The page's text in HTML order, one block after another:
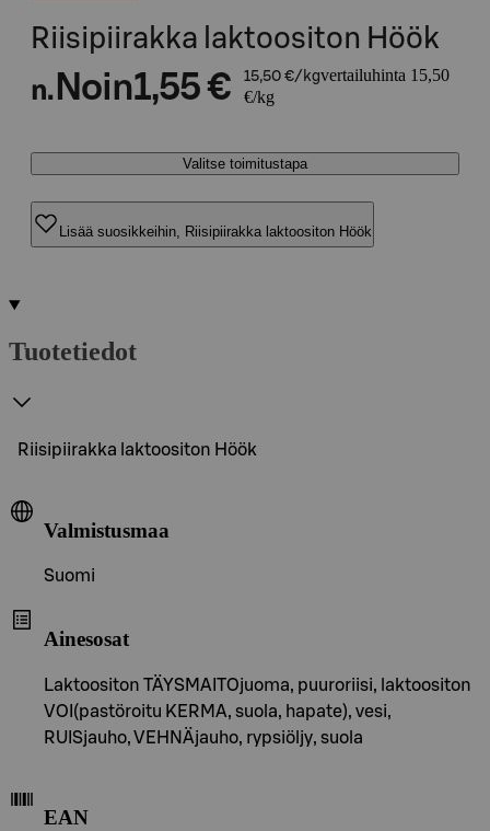
Riisipiirakka laktoositon Höök
n. Noin1,55 € 15,50 €/kgvertailuhinta 15,50
€/kg
Valitse toimitustapa
Lisää suosikkeihin, Riisipiirakka laktoositon Höök
Tuotetiedot
Riisipiirakka laktoositon Höök
Valmistusmaa
Suomi
Ainesosat
Laktoositon TÄYSMAITOjuoma, puuroriisi, laktoositon
VOI(pastöroitu KERMA, suola, hapate), vesi,
RUISjauho, VEHNÄjauho, rypsiöljy, suola
EAN